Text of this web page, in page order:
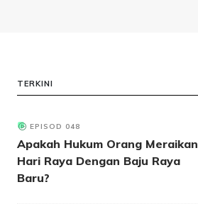
TERKINI
EPISOD 048
Apakah Hukum Orang Meraikan
Hari Raya Dengan Baju Raya
Baru?